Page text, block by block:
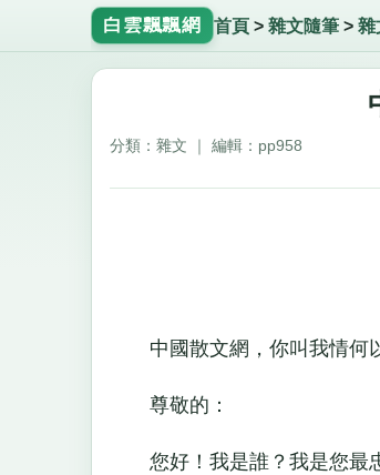
白雲飄飄網 首頁> 雜文隨筆> 雜
分類：雜文 ｜ 編輯：pp958
中國散文網，你叫我情何
尊敬的：
您好！我是誰？我是您最忠